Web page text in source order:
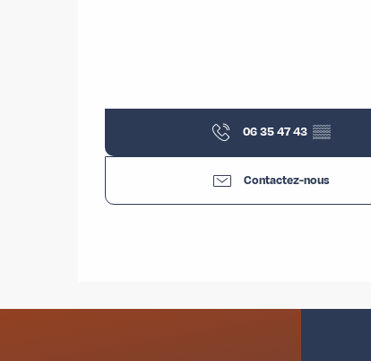
06 35 47 43 ▒▒
Contactez-nous